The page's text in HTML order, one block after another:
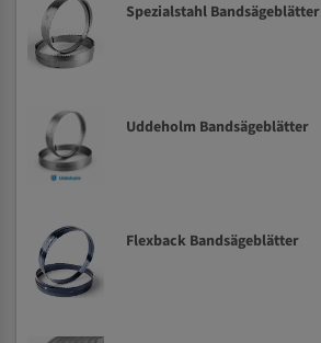
Spezialstahl Bandsägeblätter
Uddeholm Bandsägeblätter
Flexback Bandsägeblätter